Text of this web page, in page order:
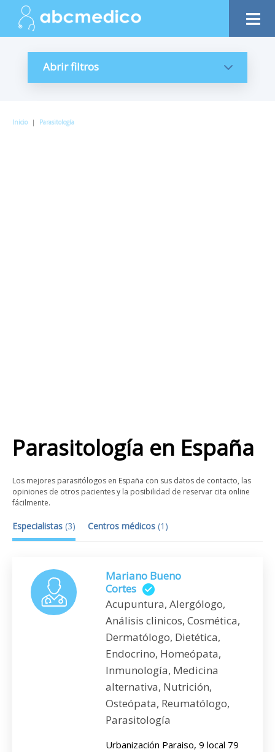
Abrir filtros
Inicio | Parasitología
Parasitología en España
Los mejores parasitólogos en España con sus datos de contacto, las
opiniones de otros pacientes y la posibilidad de reservar cita online
fácilmente.
Especialistas (3) Centros médicos (1 )
Mariano Bueno
Cortes
Acupuntura, Alergólogo,
Análisis clinicos, Cosmética,
Dermatólogo, Dietética,
Endocrino, Homeópata,
Inmunología, Medicina
alternativa, Nutrición,
Osteópata, Reumatólogo,
Parasitología
Urbanización Paraiso, 9 local 79